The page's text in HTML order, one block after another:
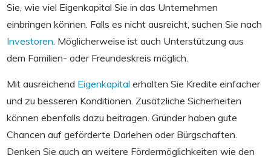
Sie, wie viel Eigenkapital Sie in das Unternehmen
einbringen können. Falls es nicht ausreicht, suchen Sie nach
Investoren . Möglicherweise ist auch Unterstützung aus
dem Familien- oder Freundeskreis möglich.
Mit ausreichend Eigenkapital erhalten Sie Kredite einfacher
und zu besseren Konditionen. Zusätzliche Sicherheiten
können ebenfalls dazu beitragen. Gründer haben gute
Chancen auf geförderte Darlehen oder Bürgschaften.
Denken Sie auch an weitere Fördermöglichkeiten wie den